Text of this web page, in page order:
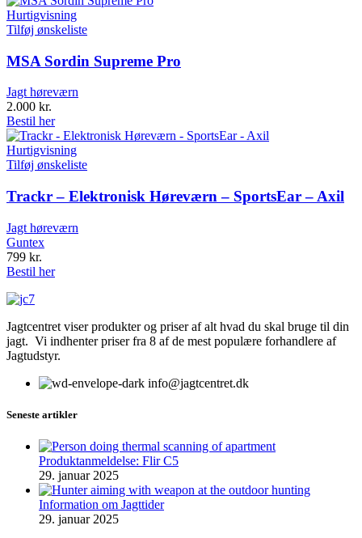
Hurtigvisning
Tilføj ønskeliste
MSA Sordin Supreme Pro
Jagt høreværn
2.000 kr.
Bestil her
Hurtigvisning
Tilføj ønskeliste
Trackr – Elektronisk Høreværn – SportsEar – Axil
Jagt høreværn
Guntex
799 kr.
Bestil her
Jagtcentret viser produkter og priser af alt hvad du skal bruge til din
jagt. Vi indhenter priser fra 8 af de mest populære forhandlere af
Jagtudstyr.
info@jagtcentret.dk
Seneste artikler
Produktanmeldelse: Flir C5
29. januar 2025
Information om Jagttider
29. januar 2025